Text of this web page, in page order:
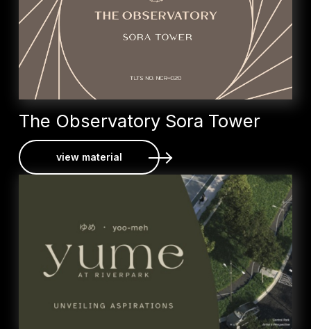
The Observatory Sora Tower
view material